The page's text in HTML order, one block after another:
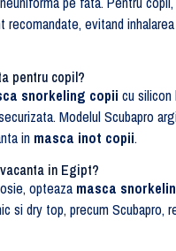
recomandate, evitand
pentru copil?
snorkeling copii cu silicon
Modelul Scubapro
in masca inot copii.
in Egipt?
opteaza masca
si dry top, precum Scubapro,